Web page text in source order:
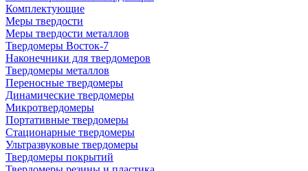
Комплектующие
Меры твердости
Меры твердости металлов
Твердомеры Восток-7
Наконечники для твердомеров
Твердомеры металлов
Переносные твердомеры
Динамические твердомеры
Микротвердомеры
Портативные твердомеры
Стационарные твердомеры
Ультразвуковые твердомеры
Твердомеры покрытий